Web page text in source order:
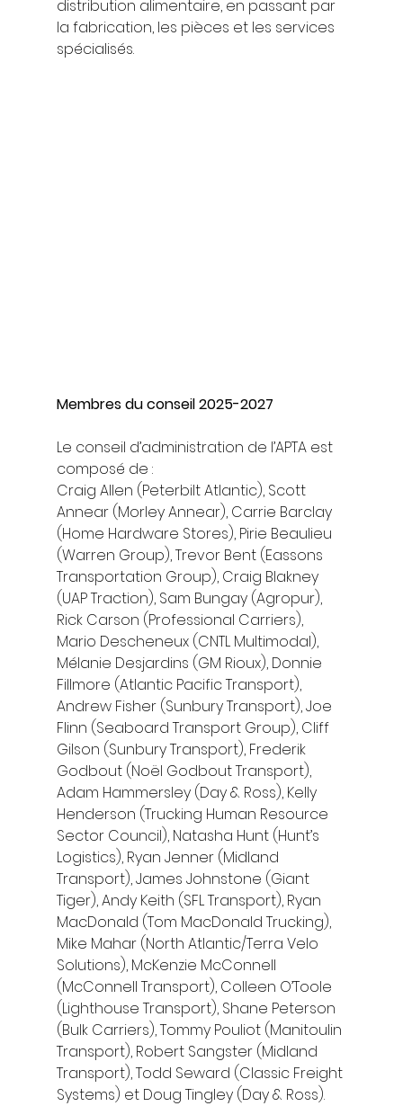
distribution alimentaire, en passant par
la fabrication, les pièces et les services
spécialisés.
Membres du conseil 2025-2027
Le conseil d’administration de l’APTA est
composé de :
Craig Allen (Peterbilt Atlantic), Scott
Annear (Morley Annear), Carrie Barclay
(Home Hardware Stores), Pirie Beaulieu
(Warren Group), Trevor Bent (Eassons
Transportation Group), Craig Blakney
(UAP Traction), Sam Bungay (Agropur),
Rick Carson (Professional Carriers),
Mario Descheneux (CNTL Multimodal),
Mélanie Desjardins (GM Rioux), Donnie
Fillmore (Atlantic Pacific Transport),
Andrew Fisher (Sunbury Transport), Joe
Flinn (Seaboard Transport Group), Cliff
Gilson (Sunbury Transport), Frederik
Godbout (Noël Godbout Transport),
Adam Hammersley (Day & Ross), Kelly
Henderson (Trucking Human Resource
Sector Council), Natasha Hunt (Hunt’s
Logistics), Ryan Jenner (Midland
Transport), James Johnstone (Giant
Tiger), Andy Keith (SFL Transport), Ryan
MacDonald (Tom MacDonald Trucking),
Mike Mahar (North Atlantic/Terra Velo
Solutions), McKenzie McConnell
(McConnell Transport), Colleen O’Toole
(Lighthouse Transport), Shane Peterson
(Bulk Carriers), Tommy Pouliot (Manitoulin
Transport), Robert Sangster (Midland
Transport), Todd Seward (Classic Freight
Systems) et Doug Tingley (Day & Ross).